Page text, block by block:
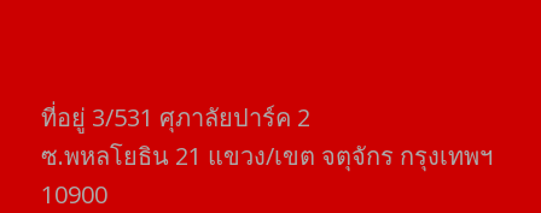
ที่อยู่​ 3/531​ ศุภาลัยปาร์ค​ 2
ซ.พหลโยธิน​ 21​ แขวง/เขต​ จตุจักร​ กรุงเทพฯ
10900